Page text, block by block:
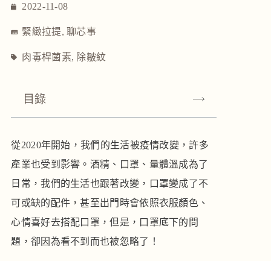
2022-11-08
緊緻拉提,聊芯事
肉毒桿菌素, 除皺紋
目錄
從2020年開始，我們的生活被疫情改變，許多
產業也受到影響。酒精、口罩、量體溫成為了
日常，我們的生活也跟著改變，口罩變成了不
可或缺的配件，甚至出門時會依照衣服顏色、
心情喜好去搭配口罩，但是，口罩底下的問
題，卻因為看不到而也被忽略了！